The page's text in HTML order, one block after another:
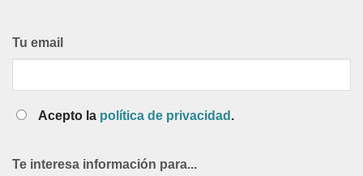
Tu email
Acepto la política de privacidad .
Te interesa información para...